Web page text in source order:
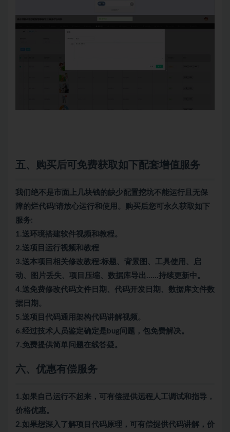
五、购买后可免费获取如下配套增值服务
我们绝不是市面上几块钱的缺少配置挖坑不能运行且无保
障的烂代码!请放心运行和使用。购买后您可永久获取如下
服务:
1.送环境搭建软件视频和教程。
2.送项目运行视频和教程
3.送本项目相关修改教程:标题、背景图、工具使用、启
动、图片丢失、项目压缩、数据库导出……持续更新中。
4.送免费修改代码文件日期、代码开发日期、数据库文件数
据日期。
5.送项目代码通用架构代码讲解视频。
6.经过技术人员鉴定确定是bug问题，包免费解决。
7.免费提供简单问题在线答疑。
六、优惠有偿服务
1.如果自己运行不起来，可有偿提供远程人工调试和指导，
价格优惠。
2.如果想深入了解项目代码原理，可有偿提供代码讲解，价